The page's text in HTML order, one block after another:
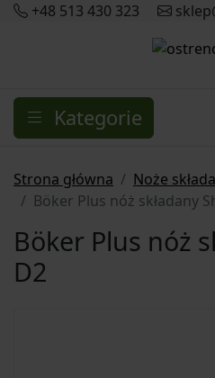
+48 513 430 323
Kategorie
Strona główna
Noże
Böker Plus nóż składany
Böker Plus nóż
D2